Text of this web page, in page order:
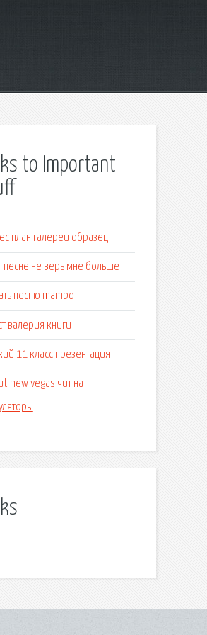
to Important
план галереи образец
песне не верь мне больше
песню mambo
валерия книги
11 класс презентация
new vegas чит на